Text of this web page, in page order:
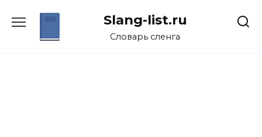
Slang-list.ru
Словарь сленга